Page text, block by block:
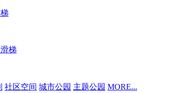
梯
社区空间 城市公园 主题公园 MORE...